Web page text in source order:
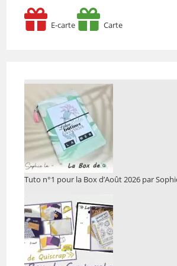
E-carte Carte
Tuto n°1 pour la Box d’Août 2026 par